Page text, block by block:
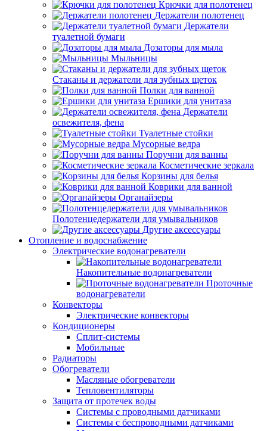
Крючки для полотенец
Держатели полотенец
Держатели
туалетной бумаги
Дозаторы для мыла
Мыльницы
Стаканы и держатели для зубных щеток
Полки для ванной
Ершики для унитаза
Держатели
освежителя, фена
Туалетные стойки
Мусорные ведра
Поручни для ванны
Косметические зеркала
Корзины для белья
Коврики для ванной
Органайзеры
Полотенцедержатели для умывальников
Другие аксессуары
Отопление и водоснабжение
Электрические водонагреватели
Накопительные водонагреватели
Проточные
водонагреватели
Конвекторы
Электрические конвекторы
Кондиционеры
Сплит-системы
Мобильные
Радиаторы
Обогреватели
Масляные обогреватели
Тепловентиляторы
Защита от протечек воды
Системы с проводными датчиками
Системы с беспроводными датчиками